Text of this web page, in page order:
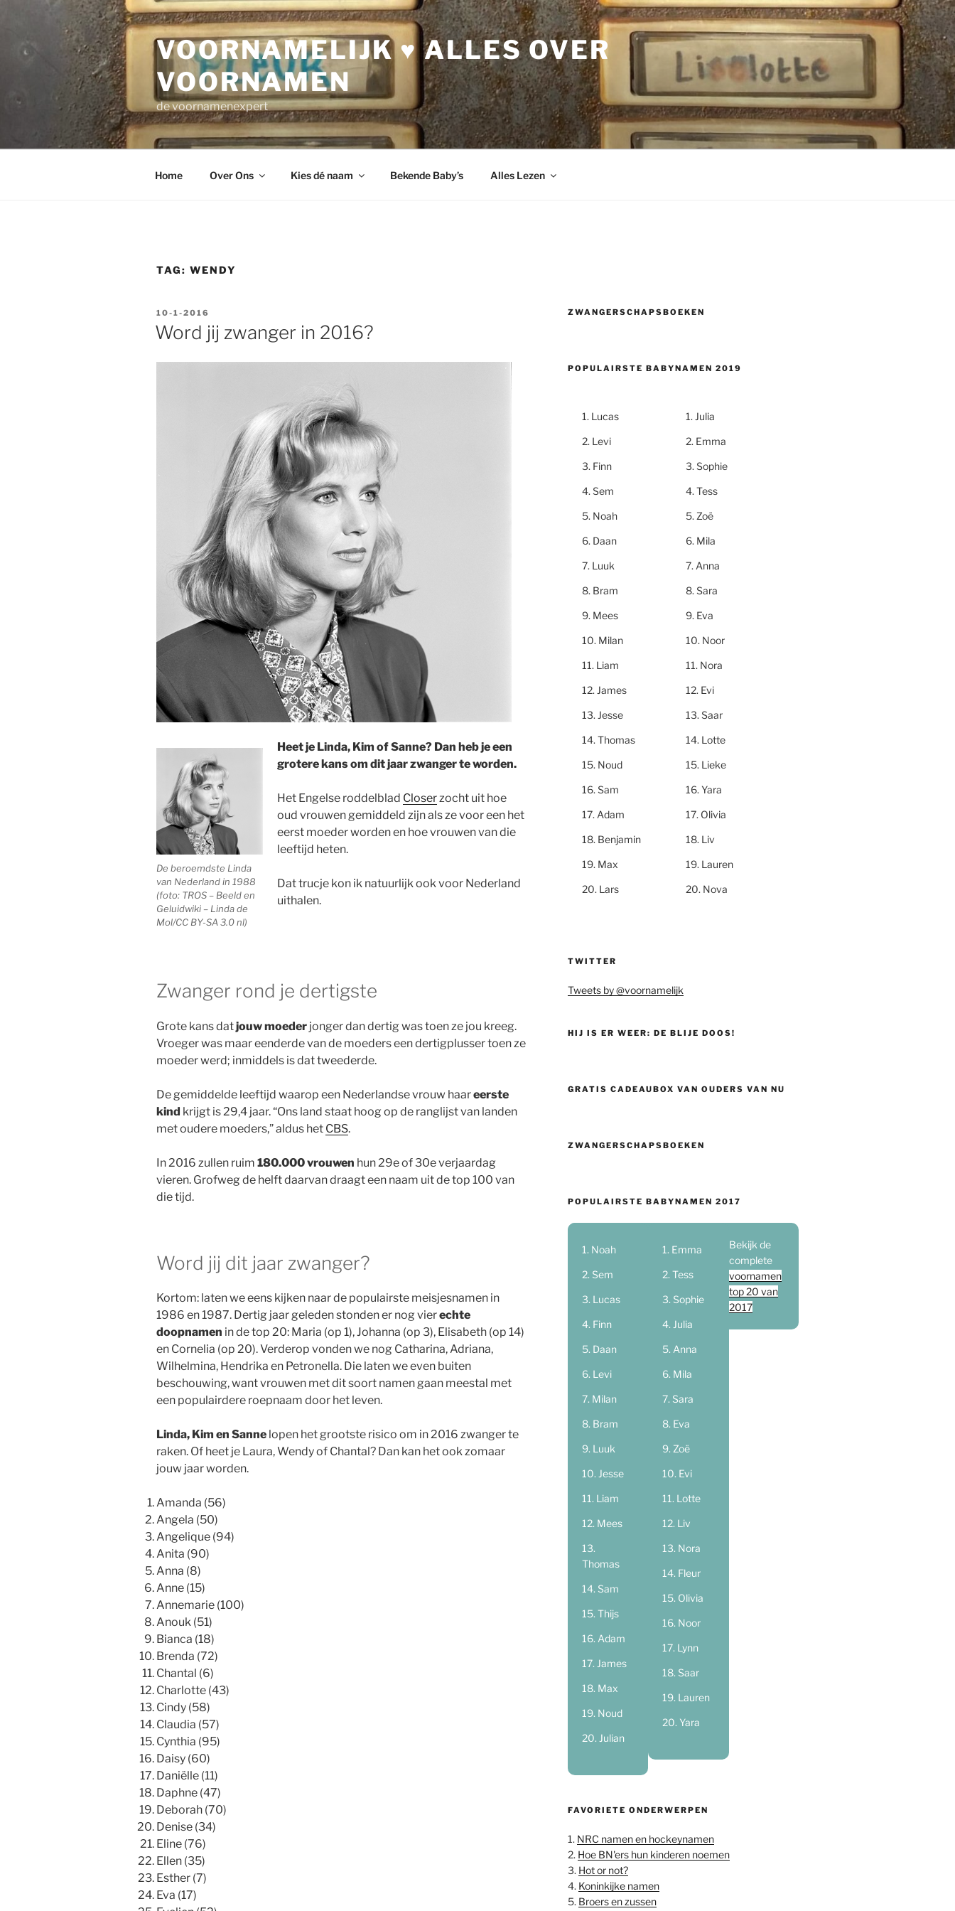
inhoud
VOORNAMELIJK ♥ ALLES OVER
VOORNAMEN
de voornamenexpert
Home Over Ons Kies dé naam Bekende Baby’s Alles Lezen
TAG: WENDY
GEPLAATST
OP
10-1-2016
Word jij zwanger in 2016?
De beroemdste Linda
van Nederland in 1988
(foto: TROS – Beeld en
Geluidwiki – Linda de
Mol/CC BY-SA 3.0 nl)
Heet je Linda, Kim of Sanne? Dan heb je een
grotere kans om dit jaar zwanger te worden.
Het Engelse roddelblad Closerzocht uit hoe
oud vrouwen gemiddeld zijn als ze voor een het
eerst moeder worden en hoe vrouwen van die
leeftijd heten.
Dat trucje kon ik natuurlijk ook voor Nederland
uithalen.
Zwanger rond je dertigste
Grote kans datjouw moeder jonger dan dertig was toen ze jou kreeg.
Vroeger was maar eenderde van de moeders een dertigplusser toen ze
moeder werd; inmiddels is dat tweederde.
De gemiddelde leeftijd waarop een Nederlandse vrouw haareerste
kind krijgt is 29,4 jaar. “Ons land staat hoog op de ranglijst van landen
met oudere moeders,” aldus het CBS.
In 2016 zullen ruim 180.000 vrouwen hun 29e of 30e verjaardag
vieren. Grofweg de helft daarvan draagt een naam uit de top 100 van
die tijd.
Word jij dit jaar zwanger?
Kortom: laten we eens kijken naar de populairste meisjesnamen in
1986 en 1987. Dertig jaar geleden stonden er nog vierechte
doopnamen in de top 20: Maria (op 1), Johanna (op 3), Elisabeth (op 14)
en Cornelia (op 20). Verderop vonden we nog Catharina, Adriana,
Wilhelmina, Hendrika en Petronella. Die laten we even buiten
beschouwing, want vrouwen met dit soort namen gaan meestal met
een populairdere roepnaam door het leven.
Linda, Kim en Sanne lopen het grootste risico om in 2016 zwanger te
raken. Of heet je Laura, Wendy of Chantal? Dan kan het ook zomaar
jouw jaar worden.
Amanda (56)
Angela (50)
Angelique (94)
Anita (90)
Anna (8)
Anne (15)
Annemarie (100)
Anouk (51)
Bianca (18)
Brenda (72)
Chantal (6)
Charlotte (43)
Cindy (58)
Claudia (57)
Cynthia (95)
Daisy (60)
Daniëlle (11)
Daphne (47)
Deborah (70)
Denise (34)
Eline (76)
Ellen (35)
Esther (7)
Eva (17)
ZWANGERSCHAPSBOEKEN
POPULAIRSTE BABYNAMEN 2019
Lucas
Levi
Finn
Sem
Noah
Daan
Luuk
Bram
Mees
Milan
Liam
James
Jesse
Thomas
Noud
Sam
Adam
Benjamin
Max
Lars
Julia
Emma
Sophie
Tess
Zoë
Mila
Anna
Sara
Eva
Noor
Nora
Evi
Saar
Lotte
Lieke
Yara
Olivia
Liv
Lauren
Nova
TWITTER
Tweets by @voornamelijk
HIJ IS ER WEER: DE BLIJE DOOS!
GRATIS CADEAUBOX VAN OUDERS VAN NU
ZWANGERSCHAPSBOEKEN
POPULAIRSTE BABYNAMEN 2017
Noah
Sem
Lucas
Finn
Daan
Levi
Milan
Bram
Luuk
Jesse
Liam
Mees
Thomas
Sam
Thijs
Adam
James
Max
Noud
Julian
Emma
Tess
Sophie
Julia
Anna
Mila
Sara
Eva
Zoë
Evi
Lotte
Liv
Nora
Fleur
Olivia
Noor
Lynn
Saar
Lauren
Yara
Bekijk de
complete
voornamen
top 20 van
2017
FAVORIETE ONDERWERPEN
1. NRC namen en hockeynamen
2. Hoe BN'ers hun kinderen noemen
3. Hot or not?
4. Koninkijke namen
5. Broers en zussen